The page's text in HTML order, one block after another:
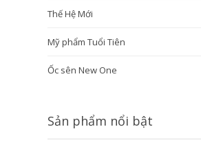
Thế Hệ Mới
Mỹ phẩm Tuổi Tiên
Ốc sên New One
Sản phẩm nổi bật